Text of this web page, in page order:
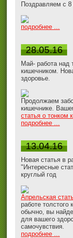
Поздравляем с 8
подробнее ...
28.05.16
Май- работа над
кишечником.
здоровье.
Продолжаем
кишечнике.
статья о тонком
подробнее ...
13.04.16
Новая статья в
"Интересные
круглый год
Апрельская
работе толстого
обычно, вы
для вашего
самочувствия.
подробнее ...